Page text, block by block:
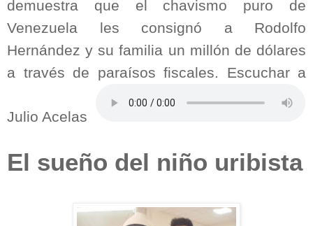
demuestra que el chavismo puro de
Venezuela les consignó a Rodolfo
Hernández y su familia un millón de dólares
a través de paraísos fiscales. Escuchar a
Julio Acelas
El sueño del niño uribista